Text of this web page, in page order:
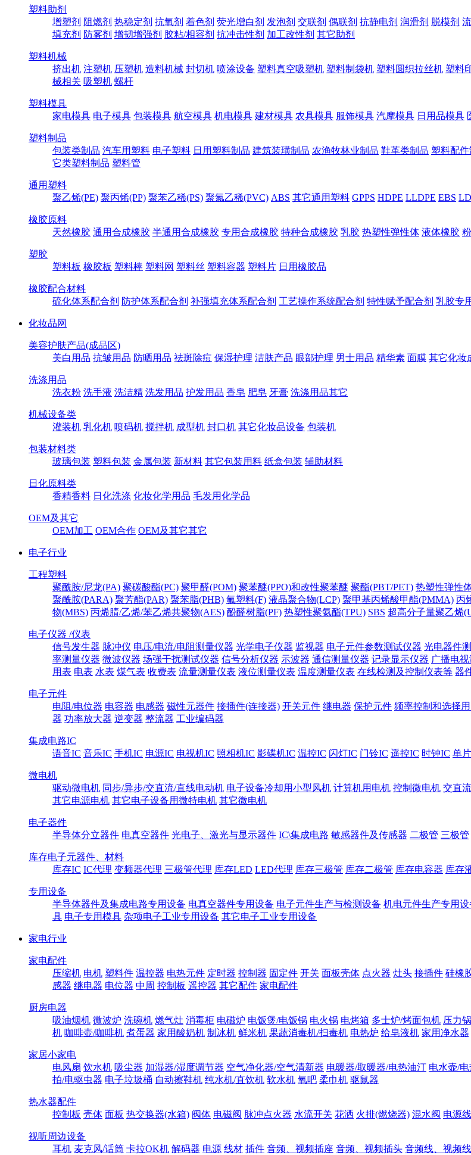
塑料助剂
增塑剂 阻燃剂 热稳定剂 抗氧剂 着色剂 荧光增白剂 发泡剂 交联剂 偶联剂 抗静电剂 润滑剂 脱模剂
填充剂 防雾剂 增韧增强剂 胶粘/相容剂 抗冲击性剂 加工改性剂 其它助剂
塑料机械
挤出机 注塑机 压塑机 造料机械 封切机 喷涂设备 塑料真空吸塑机 塑料制袋机 塑料圆织拉丝机 塑料
械相关 吸塑机 螺杆
塑料模具
家电模具 电子模具 包装模具 航空模具 机电模具 建材模具 农具模具 服饰模具 汽摩模具 日用品模具
塑料制品
包装类制品 汽车用塑料 电子塑料 日用塑料制品 建筑装璜制品 农渔牧林业制品 鞋革类制品 塑料配件
它类塑料制品 塑料管
通用塑料
聚乙烯(PE) 聚丙烯(PP) 聚苯乙稀(PS) 聚氯乙稀(PVC) ABS 其它通用塑料 GPPS HDPE LLDPE EBS
橡胶原料
天然橡胶 通用合成橡胶 半通用合成橡胶 专用合成橡胶 特种合成橡胶 乳胶 热塑性弹性体 液体橡胶
塑胶
塑料板 橡胶板 塑料棒 塑料网 塑料丝 塑料容器 塑料片 日用橡胶品
橡胶配合材料
硫化体系配合剂 防护体系配合剂 补强填充体系配合剂 工艺操作系统配合剂 特性赋予配合剂 乳胶专
化妆品网
美容护肤产品(成品区)
美白用品 抗皱用品 防晒用品 祛斑除痘 保湿护理 洁肤产品 眼部护理 男士用品 精华素 面膜 其它化妆
洗涤用品
洗衣粉 洗手液 洗洁精 洗发用品 护发用品 香皂 肥皂 牙膏 洗涤用品其它
机械设备类
灌装机 乳化机 喷码机 搅拌机 成型机 封口机 其它化妆品设备 包装机
包装材料类
玻璃包装 塑料包装 金属包装 新材料 其它包装用料 纸盒包装 辅助材料
日化原料类
香精香料 日化洗涤 化妆化学用品 毛发用化学品
OEM及其它
OEM加工 OEM合作 OEM及其它其它
电子行业
工程塑料
聚酰胺/尼龙(PA) 聚碳酸酯(PC) 聚甲醛(POM) 聚苯醚(PPO)和改性聚苯醚 聚酯(PBT/PET) 热塑性弹性
聚酰胺(PARA) 聚芳酯(PAR) 聚苯脂(PHB) 氟塑料(F) 液晶聚合物(LCP) 聚甲基丙烯酸甲酯(PMMA) 丙
物(MBS) 丙烯腈/乙烯/苯乙烯共聚物(AES) 酚醛树脂(PF) 热塑性聚氨酯(TPU) SBS 超高分子量聚乙烯
电子仪器 /仪表
信号发生器 脉冲仪 电压/电流/电阻测量仪器 光学电子仪器 监视器 电子元件参数测试仪器 光电器件
率测量仪器 微波仪器 场强干扰测试仪器 信号分析仪器 示波器 通信测量仪器 记录显示仪器 广播电
用表 电表 水表 煤气表 收费表 流量测量仪表 液位测量仪表 温度测量仪表 在线检测及控制仪表等 器
电子元件
电阻/电位器 电容器 电感器 磁性元器件 接插件(连接器) 开关元件 继电器 保护元件 频率控制和选择
器 功率放大器 逆变器 整流器 工业编码器
集成电路IC
语音IC 音乐IC 手机IC 电源IC 电视机IC 照相机IC 影碟机IC 温控IC 闪灯IC 门铃IC 遥控IC 时钟IC 单
微电机
驱动微电机 同步/异步/交直流/直线电动机 电子设备冷却用小型风机 计算机用电机 控制微电机 交直
其它电源电机 其它电子设备用微特电机 其它微电机
电子器件
半导体分立器件 电真空器件 光电子、激光与显示器件 IC\集成电路 敏感器件及传感器 二极管 三极管
库存电子元器件、材料
库存IC IC代理 变频器代理 三极管代理 库存LED LED代理 库存三极管 库存二极管 库存电容器 库存
专用设备
半导体器件及集成电路专用设备 电真空器件专用设备 电子元件生产与检测设备 机电元件生产专用设
具 电子专用模具 杂项电子工业专用设备 其它电子工业专用设备
家电行业
家电配件
压缩机 电机 塑料件 温控器 电热元件 定时器 控制器 固定件 开关 面板壳体 点火器 灶头 接插件 硅橡
感器 继电器 电位器 中周 控制板 遥控器 其它配件 家电配件
厨房电器
吸油烟机 微波炉 洗碗机 燃气灶 消毒柜 电磁炉 电饭煲/电饭锅 电火锅 电烤箱 多士炉/烤面包机 压力锅
机 咖啡壶/咖啡机 煮蛋器 家用酸奶机 制冰机 鲜米机 果蔬消毒机/扫毒机 电热炉 给皂液机 家用净水器
家居小家电
电风扇 饮水机 吸尘器 加湿器/湿度调节器 空气净化器/空气清新器 电暖器/取暖器/电热油汀 电水壶/
拍/电驱虫器 电子垃圾桶 自动擦鞋机 纯水机/直饮机 软水机 氧吧 柔巾机 驱鼠器
热水器配件
控制板 壳体 面板 热交换器(水箱) 阀体 电磁阀 脉冲点火器 水流开关 花洒 火排(燃烧器) 混水阀 电源线
视听周边设备
耳机 麦克风/话筒 卡拉OK机 解码器 电源 线材 插件 音频、视频插座 音频、视频插头 音频线、视频线